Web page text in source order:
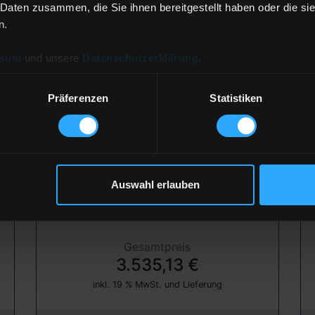
zusammen, die Sie ihnen bereitgestellt haben oder die
und unsere Datenschutzerklärung
Präferenzen Statistiken
Auswahl erlauben
von BWW Energie GmbH
117,84 €
Gesamtpreis
3.535,13 €
inkl. 19 % MwSt. und Lieferung